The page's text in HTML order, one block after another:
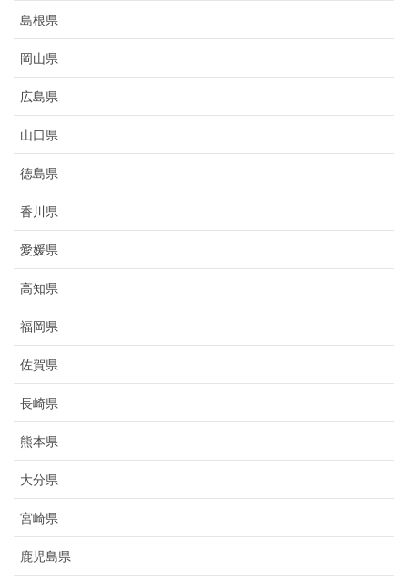
島根県
岡山県
広島県
山口県
徳島県
香川県
愛媛県
高知県
福岡県
佐賀県
長崎県
熊本県
大分県
宮崎県
鹿児島県